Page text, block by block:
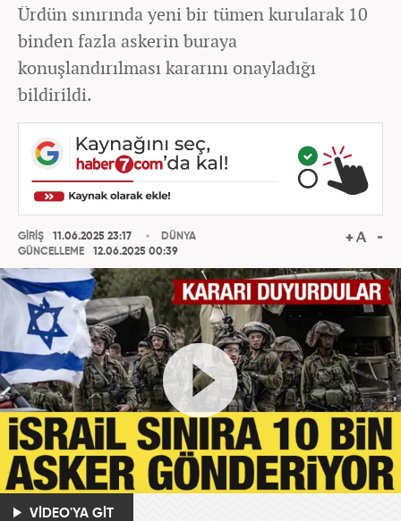
Ürdün sınırında yeni bir tümen kurularak 10
binden fazla askerin buraya
konuşlandırılması kararını onayladığı
bildirildi.
GİRİŞ
11.06.2025 23:17
GÜNCELLEME
12.06.2025 00:39
DÜNYA
VİDEO'YA GİT